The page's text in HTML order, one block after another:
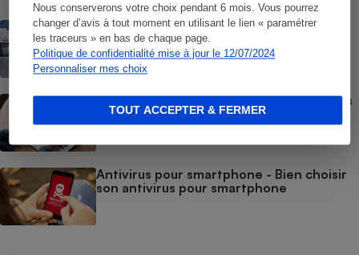
Nous conserverons votre choix pendant 6 mois. Vous pourrez
changer d’avis à tout moment en utilisant le lien « paramétrer
les traceurs » en bas de chaque page.
Politique de confidentialité mise à jour le 12/07/2024
Personnaliser mes choix
TOUT ACCEPTER & FERMER
PC portable - Quels critères prendre en
compte pour choisir un ordinateur
portable ?
Antivirus - Comment choisir son antivirus
Antivirus pour smartphone - Bien choisir
son antivirus pour smartphone